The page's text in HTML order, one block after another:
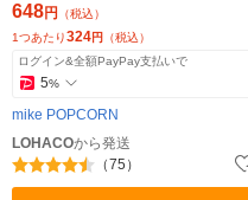
648円
（税込）
1つあたり324円 （税込）
ログイン&全額PayPay支払いで
5%
mike POPCORN
LOHACOから発送
（75）